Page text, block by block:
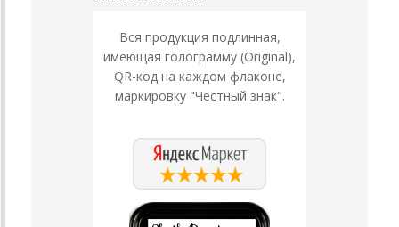
Вся продукция подлинная,
имеющая голограмму (Original),
QR-код на каждом флаконе,
маркировку "Честный знак".